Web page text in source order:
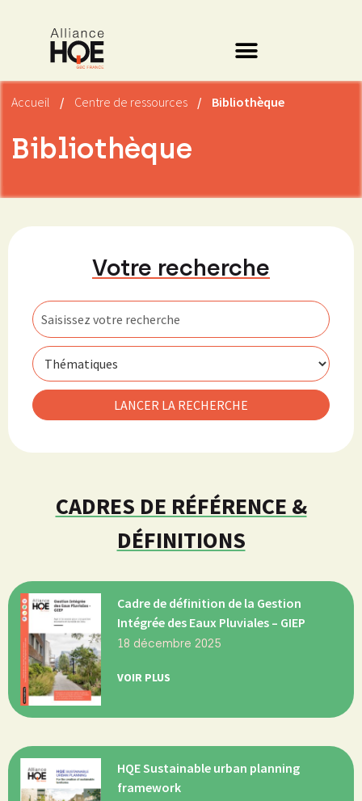
Accueil / Centre de ressources / Bibliothèque
Bibliothèque
Votre recherche
CADRES DE RÉFÉRENCE &
DÉFINITIONS
Cadre de définition de la Gestion
Intégrée des Eaux Pluviales – GIEP
18 décembre 2025
VOIR PLUS
HQE Sustainable urban planning
framework